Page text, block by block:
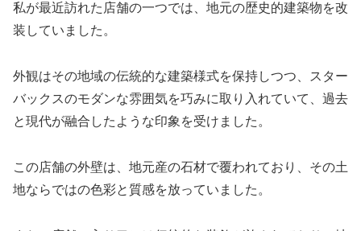
私が最近訪れた店舗の一つでは、地元の歴史的建築物を改
装していました。
外観はその地域の伝統的な建築様式を保持しつつ、スター
バックスのモダンな雰囲気を巧みに取り入れていて、過去
と現代が融合したような印象を受けました。
この店舗の外壁は、地元産の石材で覆われており、その土
地ならではの色彩と質感を放っていました。